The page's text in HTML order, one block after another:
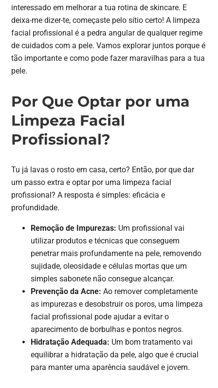
interessado em melhorar a tua rotina de skincare. E
deixa-me dizer-te, começaste pelo sítio certo! A limpeza
facial profissional é a pedra angular de qualquer regime
de cuidados com a pele. Vamos explorar juntos porque é
tão importante e como pode fazer maravilhas para a tua
pele.
Por Que Optar por uma
Limpeza Facial
Profissional?
Tu já lavas o rosto em casa, certo? Então, por que dar
um passo extra e optar por uma limpeza facial
profissional? A resposta é simples: eficácia e
profundidade.
Remoção de Impurezas: Um profissional vai
utilizar produtos e técnicas que conseguem
penetrar mais profundamente na pele, removendo
sujidade, oleosidade e células mortas que um
simples sabonete não consegue alcançar.
Prevenção da Acne: Ao remover completamente
as impurezas e desobstruir os poros, uma limpeza
facial profissional pode ajudar a evitar o
aparecimento de borbulhas e pontos negros.
Hidratação Adequada: Um bom tratamento vai
equilibrar a hidratação da pele, algo que é crucial
para manter uma aparência saudável e jovem.